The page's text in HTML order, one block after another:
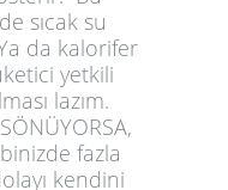
sıcak su
da kalorifer
yetkili
lazım.
fazla
kendini